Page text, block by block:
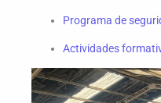
Programa de
Actividades